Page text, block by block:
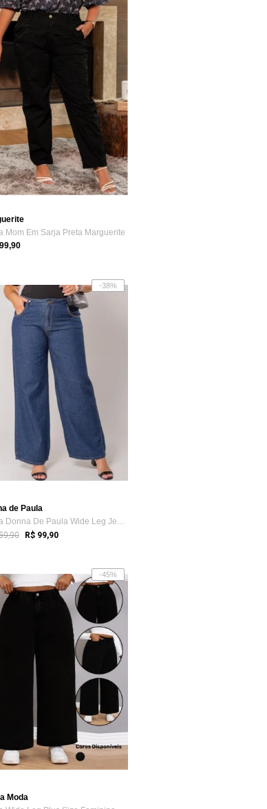
Mom Em Sarja Preta Marguerite
-38%
de Paula
Calça Donna De Paula Wide Leg Jeans Escu...
R$ 99,90
-45%
Moda